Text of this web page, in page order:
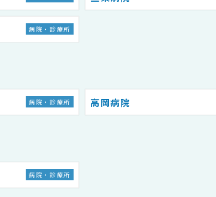
病院・診療所
病院・診療所 高岡病院
病院・診療所